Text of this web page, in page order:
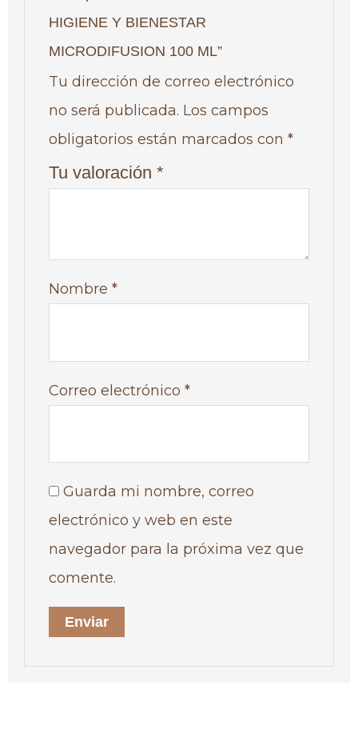
HIGIENE Y BIENESTAR
MICRODIFUSION 100 ML”
Tu dirección de correo electrónico
no será publicada. Los campos
obligatorios están marcados con*
Tu valoración*
Nombre*
Correo electrónico*
Guarda mi nombre, correo
electrónico y web en este
navegador para la próxima vez que
comente.